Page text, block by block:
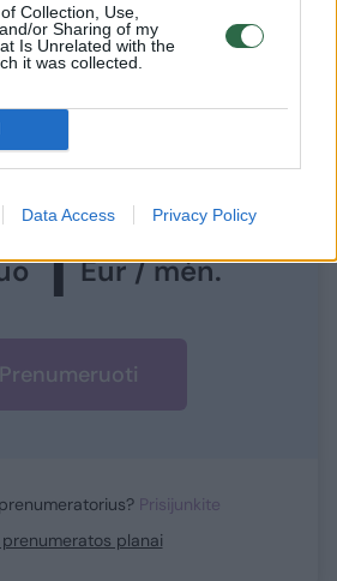
Collection, Use,
or Sharing of my
Is Unrelated with the
it was collected.
Data Access Privacy Policy
toliau?
bendruomenės ir tapkite
1 Eur / mėn.
Prenumeruoti
Prisijunkite
prenumeratos planai